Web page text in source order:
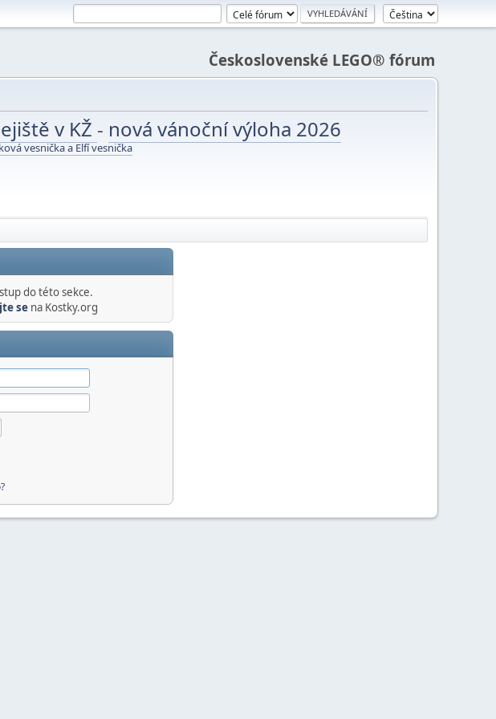
Československé LEGO® fórum
v KŽ - nová vánoční výloha 2026
vesnička a Elfí vesnička
do této sekce.
sena Kostky.org